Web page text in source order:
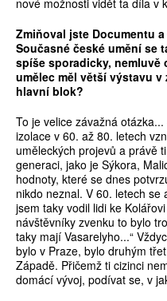
nové možnosti vidět ta díla v
Zmiňoval jste Documentu
Současné české umění se
spíše sporadicky, nemluvě
umělec měl větší výstavu
hlavní blok?
To je velice závažná
izolace v 60. až 80. letech
uměleckých projevů a právě
generaci, jako je Sýkora,
hodnoty, které se dnes
nikdo neznal. V 60. letech se
jsem taky vodil lidi ke
návštěvníky zvenku to bylo
taky mají Vasarelyho...“
bylo v Praze, bylo druhým
Západě. Přičemž ti cizinci
domácí vývoj, podívat se, v